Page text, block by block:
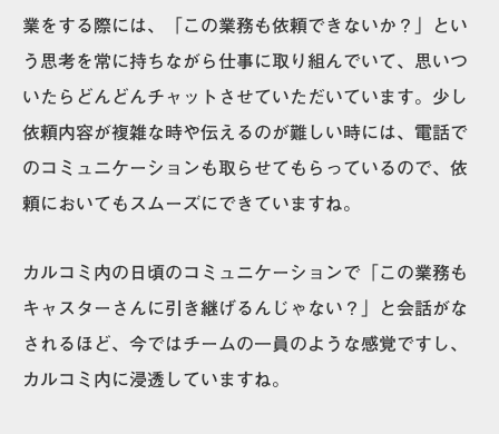
業をする際には、「この業務も依頼できないか？」とい
う思考を常に持ちながら仕事に取り組んでいて、思いつ
いたらどんどんチャットさせていただいています。少し
依頼内容が複雑な時や伝えるのが難しい時には、電話で
のコミュニケーションも取らせてもらっているので、依
頼においてもスムーズにできていますね。
カルコミ内の日頃のコミュニケーションで「この業務も
キャスターさんに引き継げるんじゃない？」と会話がな
されるほど、今ではチームの一員のような感覚ですし、
カルコミ内に浸透していますね。